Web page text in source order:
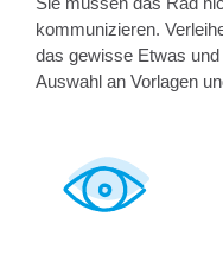
kommunizieren.
das gewisse Etwas
Auswahl an Vorlagen